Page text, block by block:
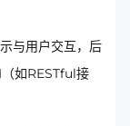
与用户交互，后
如RESTful接